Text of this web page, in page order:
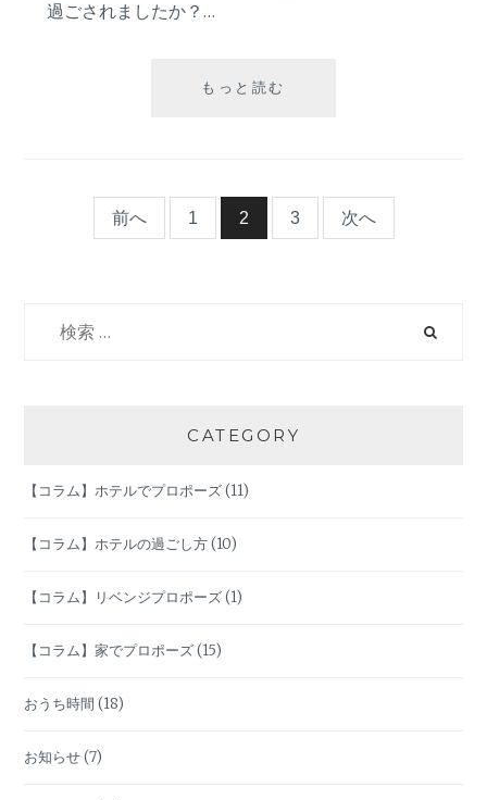
過ごされましたか？…
もっと読む
デ
向
ー
シ
ョ
ン
前へ 1 2 3 次へ
CATEGORY
【コラム】ホテルでプロポーズ(11)
【コラム】ホテルの過ごし方(10)
【コラム】リベンジプロポーズ(1)
【コラム】家でプロポーズ(15)
おうち時間 (18)
お知らせ(7)